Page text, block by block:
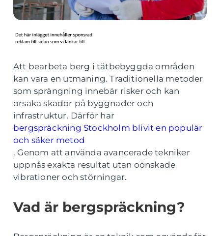
Att bearbeta berg i tätbebyggda områden
kan vara en utmaning. Traditionella metoder
som sprängning innebär risker och kan
orsaka skador på byggnader och
infrastruktur. Därför har
bergspräckning Stockholm blivit en populär
och säker metod
. Genom att använda avancerade tekniker
uppnås exakta resultat utan oönskade
vibrationer och störningar.
Vad är bergspräckning?